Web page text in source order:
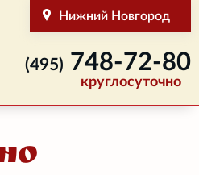
Нижний Новгород
(495) 748-72-80
круглосуточно